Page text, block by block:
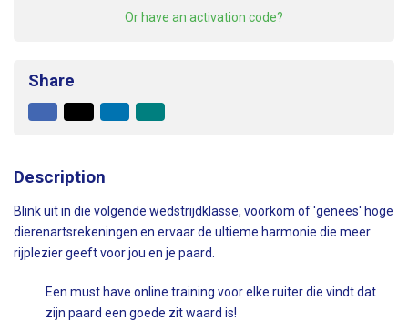
Or have an activation code?
Share
to
Description
Blink uit in die volgende wedstrijdklasse, voorkom of 'genees' hoge
dierenartsrekeningen en ervaar de ultieme harmonie die meer
rijplezier geeft voor jou en je paard.
Een must have online training voor elke ruiter die vindt dat
zijn paard een goede zit waard is!